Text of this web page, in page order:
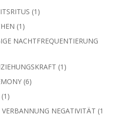
1 1
1 1
Produkt
NACHTFREQUENTIERUNG
1 1
66
1 1
Produkt
NEGATIVITÄT 1